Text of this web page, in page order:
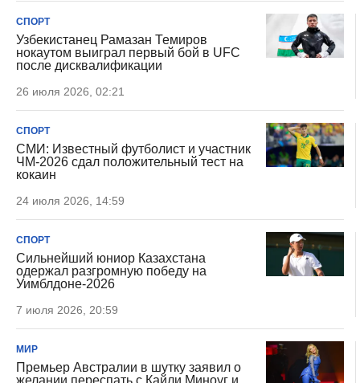
СПОРТ
Узбекистанец Рамазан Темиров
нокаутом выиграл первый бой в UFC
после дисквалификации
26 июля 2026, 02:21
СПОРТ
СМИ: Известный футболист и участник
ЧМ-2026 сдал положительный тест на
кокаин
24 июля 2026, 14:59
СПОРТ
Сильнейший юниор Казахстана
одержал разгромную победу на
Уимблдоне-2026
7 июля 2026, 20:59
МИР
Премьер Австралии в шутку заявил о
желании переспать с Кайли Миноуг и